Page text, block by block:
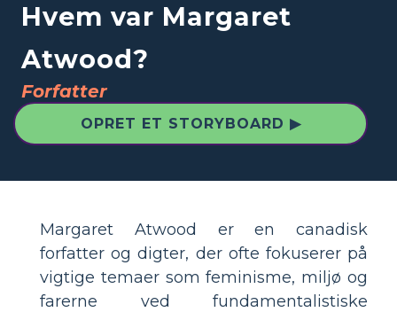
Hvem var Margaret
Atwood?
Forfatter
OPRET ET STORYBOARD ▶
Margaret Atwood er en canadisk
forfatter og digter, der ofte fokuserer på
vigtige temaer som feminisme, miljø og
farerne ved fundamentalistiske